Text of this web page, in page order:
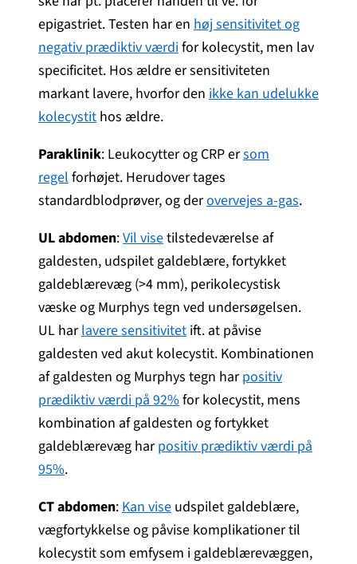
epigastriet. Testen har en høj sensitivitet og
negativ prædiktiv værdifor kolecystit, men lav
specificitet. Hos ældre er sensitiviteten
markant lavere, hvorfor den ikke kan udelukke
kolecystit hos ældre.
Paraklinik: Leukocytter og CRP ersom
regel forhøjet. Herudover tages
standardblodprøver, og derovervejes a-gas.
UL abdomen:Vil visetilstedeværelse af
galdesten, udspilet galdeblære, fortykket
galdeblærevæg (>4 mm), perikolecystisk
væske og Murphys tegn ved undersøgelsen.
UL harlavere sensitivitet ift. at påvise
galdesten ved akut kolecystit. Kombinationen
af galdesten og Murphys tegn harpositiv
prædiktiv værdi på 92%for kolecystit, mens
kombination af galdesten og fortykket
galdeblærevæg harpositiv prædiktiv værdi på
95%.
CT abdomen: Kan vise udspilet galdeblære,
vægfortykkelse og påvise komplikationer til
kolecystit som emfysem i galdeblærevæggen,